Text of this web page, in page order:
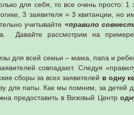
для себя, то все очень просто: 1
3 заявителя = 3 квитанции, но
учитывайте «правило
Давайте рассмотрим на
для всей семьи – мама, папа и
совпадают. Следуя
сборы за всех заявителей в одну
для папы. Как мы помним, за детей
предоставить в Визовый Центр